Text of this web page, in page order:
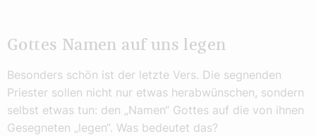
Gottes Namen auf uns legen
Besonders schön ist der letzte Vers. Die segnenden
Priester sollen nicht nur etwas herabwünschen, sondern
selbst etwas tun: den „Namen“ Gottes auf die von ihnen
Gesegneten „legen“. Was bedeutet das?